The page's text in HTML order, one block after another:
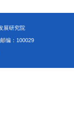
展研究院
邮编：100029